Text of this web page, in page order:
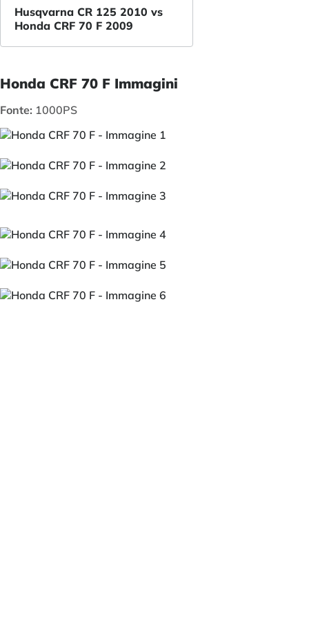
Husqvarna CR 125 2010 vs
Honda CRF 70 F 2009
Honda CRF 70 F Immagini
Fonte: 1000PS